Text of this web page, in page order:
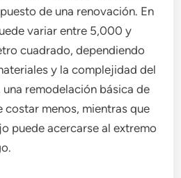
de una renovación. En
variar entre 5,000 y
cuadrado, dependiendo
y la complejidad del
remodelación básica de
costar menos, mientras que
puede acercarse al extremo